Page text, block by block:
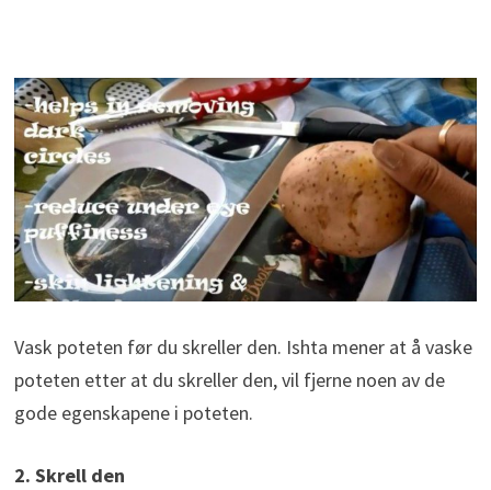
Vask poteten før du skreller den. Ishta mener at å vaske
poteten etter at du skreller den, vil fjerne noen av de
gode egenskapene i poteten.
2. Skrell den